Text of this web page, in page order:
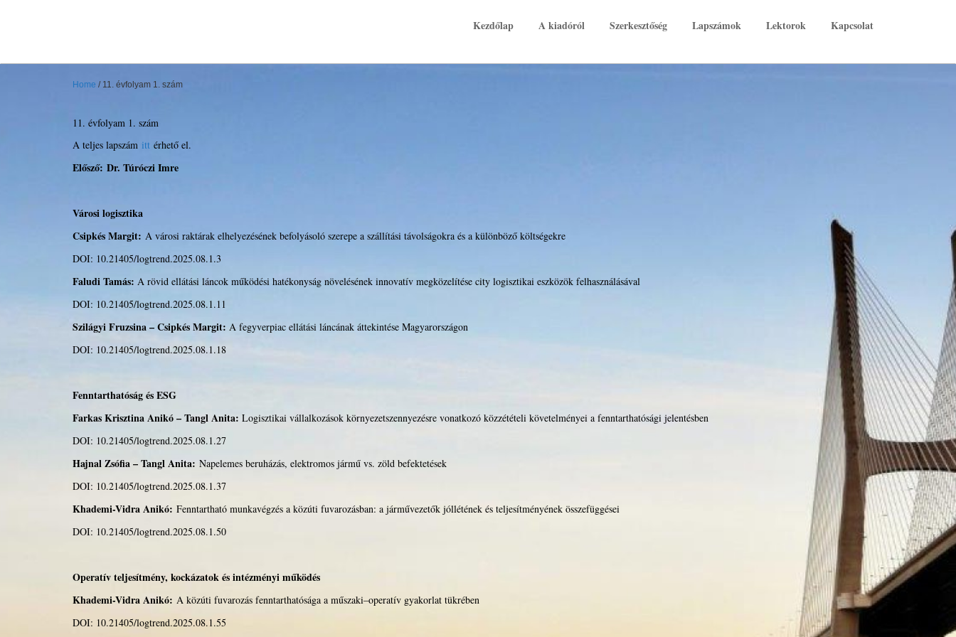
Kezdőlap A kiadóról Szerkesztőség Lapszámok Lektorok Kapcsolat
Home / 11. évfolyam 1. szám
11. évfolyam 1. szám
A teljes lapszám itt érhető el.
Elősző: Dr. Túróczi Imre
Városi logisztika
Csipkés Margit: A városi raktárak elhelyezésének befolyásoló szerepe a szállítási távolságokra és a különböző költségekre
DOI: 10.21405/logtrend.2025.08.1.3
Faludi Tamás: A rövid ellátási láncok működési hatékonyság növelésének innovatív megközelítése city logisztikai eszközök felhasználásával
DOI: 10.21405/logtrend.2025.08.1.11
Szilágyi Fruzsina – Csipkés Margit: A fegyverpiac ellátási láncának áttekintése Magyarországon
DOI: 10.21405/logtrend.2025.08.1.18
Fenntarthatóság és ESG
Farkas Krisztina Anikó – Tangl Anita: Logisztikai vállalkozások környezetszennyezésre vonatkozó közzétételi követelményei a fenntarthatósági jelentésben
DOI: 10.21405/logtrend.2025.08.1.27
Hajnal Zsófia – Tangl Anita: Napelemes beruházás, elektromos jármű vs. zöld befektetések
DOI: 10.21405/logtrend.2025.08.1.37
Khademi-Vidra Anikó: Fenntartható munkavégzés a közúti fuvarozásban: a járművezetők jóllétének és teljesítményének összefüggései
DOI: 10.21405/logtrend.2025.08.1.50
Operatív teljesítmény, kockázatok és intézményi működés
Khademi-Vidra Anikó: A közúti fuvarozás fenntarthatósága a műszaki–operatív gyakorlat tükrében
DOI: 10.21405/logtrend.2025.08.1.55